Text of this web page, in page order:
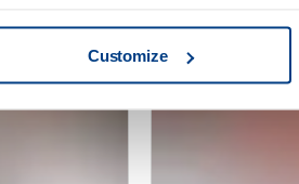
Customize